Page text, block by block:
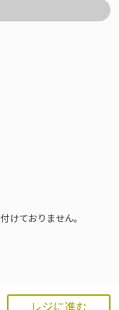
レジに進む
けておりません。